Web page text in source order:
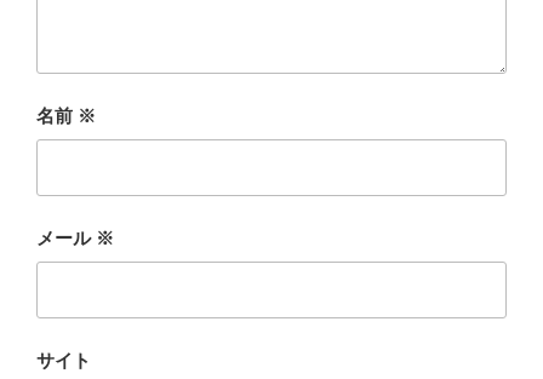
名前 ※
メール ※
サイト